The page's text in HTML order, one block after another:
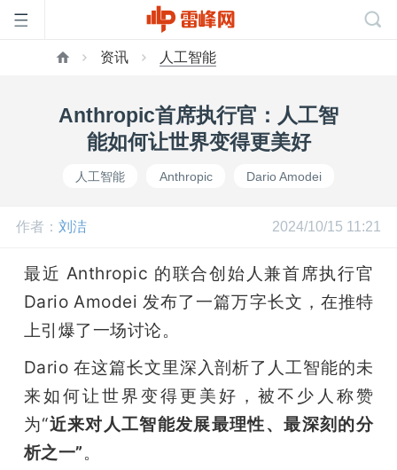
网
开
课
资讯 人工智能
Anthropic首席执行官：人工智
能如何让世界变得更美好
人工智能 Anthropic Dario Amodei
作者： 刘洁 2024/10/15 11:21
最近 Anthropic 的联合创始人兼首席执行官
Dario Amodei 发布了一篇万字长文，在推特
上引爆了一场讨论。
Dario 在这篇长文里深入剖析了人工智能的未
来如何让世界变得更美好，被不少人称赞
为“近来对人工智能发展最理性、最深刻的分
析之一”。